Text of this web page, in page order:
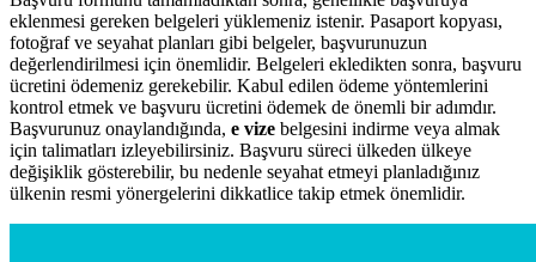
eklenmesi gereken belgeleri yüklemeniz istenir. Pasaport kopyası,
fotoğraf ve seyahat planları gibi belgeler, başvurunuzun
değerlendirilmesi için önemlidir. Belgeleri ekledikten sonra, başvuru
ücretini ödemeniz gerekebilir. Kabul edilen ödeme yöntemlerini
kontrol etmek ve başvuru ücretini ödemek de önemli bir adımdır.
Başvurunuz onaylandığında, e vize belgesini indirme veya almak
için talimatları izleyebilirsiniz. Başvuru süreci ülkeden ülkeye
değişiklik gösterebilir, bu nedenle seyahat etmeyi planladığınız
ülkenin resmi yönergelerini dikkatlice takip etmek önemlidir.